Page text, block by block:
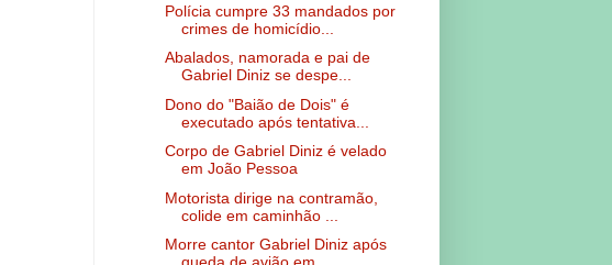
Polícia cumpre 33 mandados por
crimes de homicídio...
Abalados, namorada e pai de
Gabriel Diniz se despe...
Dono do "Baião de Dois" é
executado após tentativa...
Corpo de Gabriel Diniz é velado
em João Pessoa
Motorista dirige na contramão,
colide em caminhão ...
Morre cantor Gabriel Diniz após